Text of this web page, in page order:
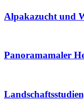
Alpakazucht und
Panoramamaler